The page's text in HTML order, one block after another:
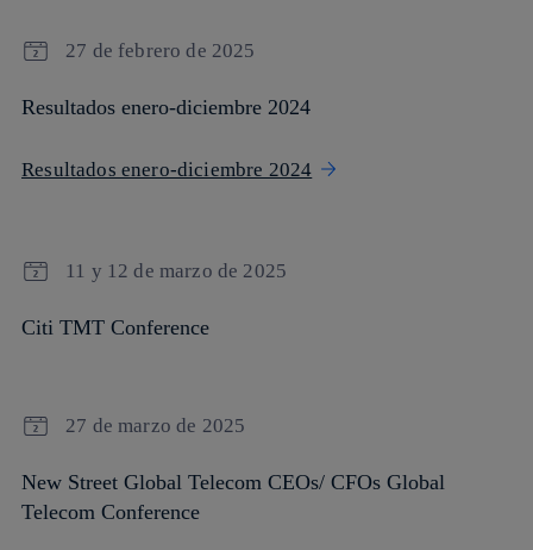
27 de febrero de 2025
Resultados enero-diciembre 2024
Resultados enero-diciembre 2024
11 y 12 de marzo de 2025
Citi TMT Conference
27 de marzo de 2025
New Street Global Telecom CEOs/ CFOs Global
Telecom Conference